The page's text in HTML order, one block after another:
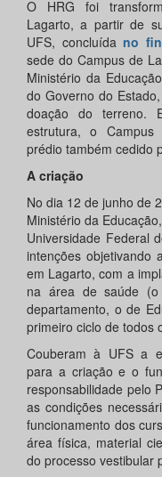
O HRG foi
Lagarto, a partir de
UFS, concluída no
sede do Campus de
Ministério da
do Governo do
doação do terreno.
estrutura, o Campus
prédio também cedido
A criação
No dia 12 de junho de
Ministério da
Universidade Federal
intenções objetivando
em Lagarto, com a
na área de saúde (o
departamento, o de
primeiro ciclo de todos
Couberam à UFS a
para a criação e o
responsabilidade pelo
as condições
funcionamento dos
área física, material
do processo vestibular